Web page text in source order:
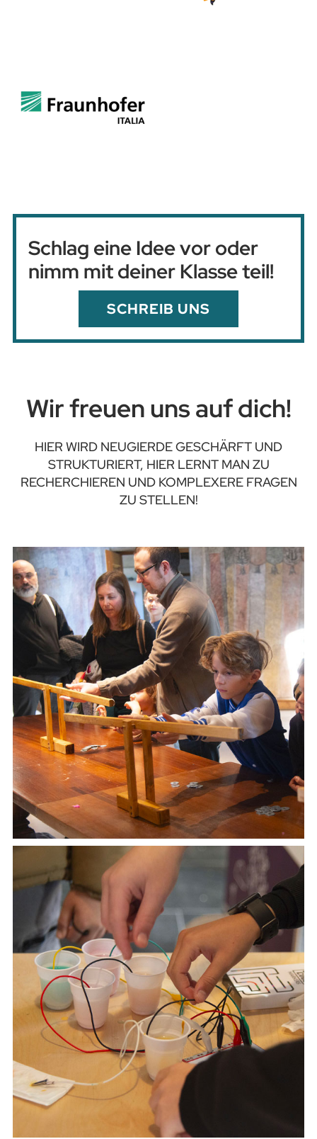
Schlag eine Idee vor oder
nimm mit deiner Klasse teil!
SCHREIB UNS
Wir freuen uns auf dich!
HIER WIRD NEUGIERDE GESCHÄRFT UND
STRUKTURIERT, HIER LERNT MAN ZU
RECHERCHIEREN UND KOMPLEXERE FRAGEN
ZU STELLEN!